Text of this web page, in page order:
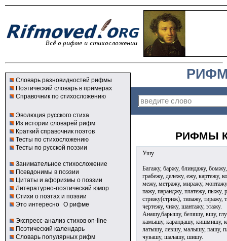
Словарь разновидностей рифмы
Поэтический словарь в примерах
Справочник по стихосложению
Эволюция русского стиха
Из истории словарей рифм
Краткий справочник поэтов
Тесты по стихосложению
Тесты по русской поэзии
Занимательное стихосложение
Псевдонимы в поэзии
Цитаты и афоризмы о поэзии
Литературно-поэтический юмор
Стихи о поэтах и поэзии
Это интересно О рифме
Экспресс-анализ стихов on-line
Поэтический календарь
Словарь популярных рифм
РИФМЫ
Ушу.
Багажу, баржу, блиндажу,
грабежу, дележу, ежу, картежу,
межу, метражу, миражу,
пажу, паранджу, платежу, пыжу,
стрижу(стриж), типажу, тиражу,
чертежу, чижу, шантажу, этажу.
Анашу,барышу, беляшу, вшу,
камышу, карандашу, кишмишу,
латышу, левшу, малышу, пашу,
чувашу, шалашу, шишу.